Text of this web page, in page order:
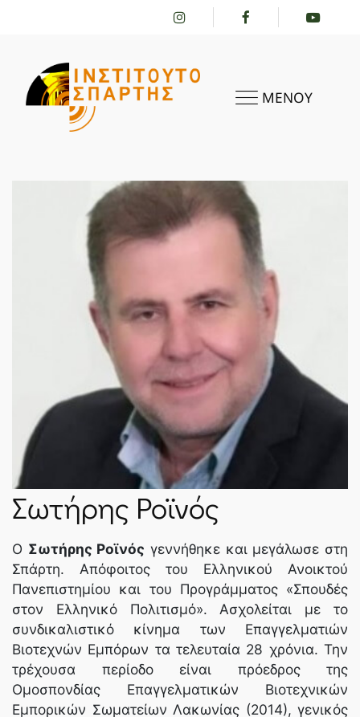
ΜΕΝΟΥ
ΑΡΧΙΚΗ
ΤΟ ΙΝΣΤΙΤΟΎΤΟ
ΔΡΑΣΤΗΡΙΌΤΗΤΕΣ
SPARTANET
E-JOURNAL
Σωτήρης Ροϊνός
Ο Σωτήρης Ροϊνός γεννήθηκε και μεγάλωσε στη
Σπάρτη. Απόφοιτος του Ελληνικού Ανοικτού
Πανεπιστημίου και του Προγράμματος «Σπουδές
στον Ελληνικό Πολιτισμό». Ασχολείται με το
συνδικαλιστικό κίνημα των Επαγγελματιών
Βιοτεχνών Εμπόρων τα τελευταία 28 χρόνια. Την
τρέχουσα περίοδο είναι πρόεδρος της
Ομοσπονδίας Επαγγελματικών Βιοτεχνικών
Εμπορικών Σωματείων Λακωνίας (2014), γενικός